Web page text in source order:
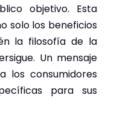
objetivo. Esta
solo los beneficios
la filosofía de la
Un mensaje
los consumidores
para sus